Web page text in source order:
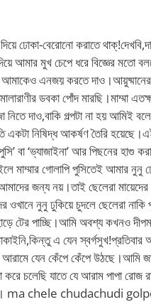
ঢোকা-বেরোনো করাতে
আমার মুখ চেপে ধরে বিজ্ঞের মতো
আমাকেও এনজয় করতে
ডবকা পোঁদ মারছি।মাম্মা
দাও,বাকি গল্পটা না হয় আমিই
একটা নিষিদ্ধ আকর্ষণ তৈরি
বা ‘ভ্যাজাইনা’ আর পিছনের হাগু
মাম্মার গোলাপি পুসিতেই আমার নুনু
জন্য নয়।তাই ছেলেরা
ওখানে নুনু ঢুকিয়ে চুদলে ছেলেরা নাকি
টের পাচ্ছি।আমি অবশ্য কখনও
এ যেন স্বর্গসুখ!প্রতিবার
আরামে যেন কেঁপে কেঁপে উঠছে।আমি
চলেছি যাতে যে আরাম পাপা রোজ
পায়। ma chele chudachudi